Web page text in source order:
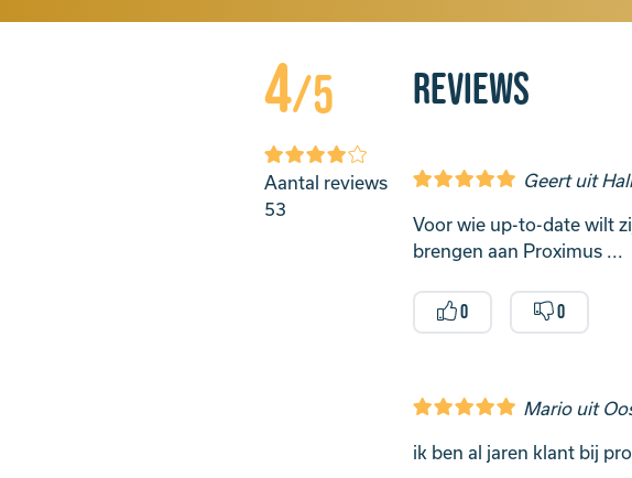
4/5
Aantal reviews
53
Reviews
Geert uit
Voor wie up-to-date wilt
brengen aan Proximus ...
0 0
Mario uit
ik ben al jaren klant bij